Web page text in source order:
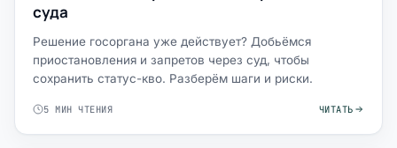
суда
Решение госоргана уже действует? Добьёмся
приостановления и запретов через суд, чтобы
сохранить статус-кво. Разберём шаги и риски.
5 МИН ЧТЕНИЯ ЧИТАТЬ